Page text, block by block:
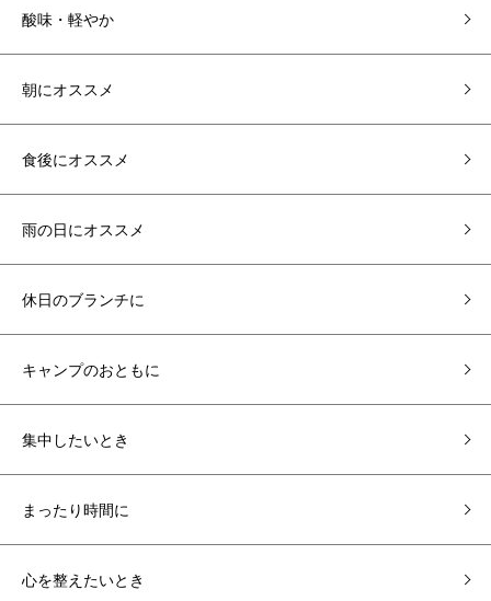
酸味・軽やか
朝にオススメ
食後にオススメ
雨の日にオススメ
休日のブランチに
キャンプのおともに
集中したいとき
まったり時間に
心を整えたいとき